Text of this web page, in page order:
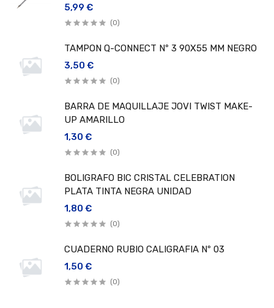
5,99 €
(0)
TAMPON Q-CONNECT Nº 3 90X55 MM NEGRO
3,50 €
(0)
BARRA DE MAQUILLAJE JOVI TWIST MAKE-
UP AMARILLO
1,30 €
(0)
BOLIGRAFO BIC CRISTAL CELEBRATION
PLATA TINTA NEGRA UNIDAD
1,80 €
(0)
CUADERNO RUBIO CALIGRAFIA Nº 03
1,50 €
(0)